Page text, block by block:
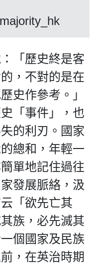
「歷史終是客
，不對的是在
史作參考。」
「事件」，也
的利刃。國家
總和，年輕一
單地記住過往
發展脈絡，汲
「欲先亡其
族，必先滅其
個國家及民族
，在英治時期